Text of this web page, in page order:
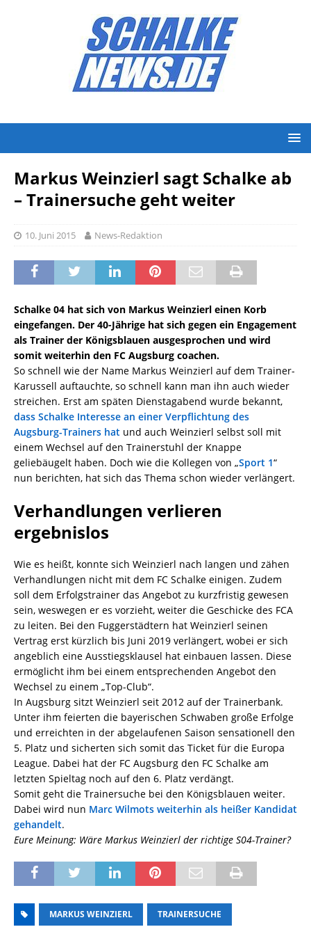
Markus Weinzierl sagt Schalke ab
– Trainersuche geht weiter
10. Juni 2015 News-Redaktion
Schalke 04 hat sich von Markus Weinzierl einen Korb
eingefangen. Der 40-Jährige hat sich gegen ein Engagement
als Trainer der Königsblauen ausgesprochen und wird
somit weiterhin den FC Augsburg coachen.
So schnell wie der Name Markus Weinzierl auf dem Trainer-
Karussell auftauchte, so schnell kann man ihn auch wieder
streichen. Erst am späten Dienstagabend wurde bekannt,
dass Schalke Interesse an einer Verpflichtung des
Augsburg-Trainers hat und auch Weinzierl selbst soll mit
einem Wechsel auf den Trainerstuhl der Knappe
geliebäugelt haben. Doch wie die Kollegen von „Sport 1“
nun berichten, hat sich das Thema schon wieder verlängert.
Verhandlungen verlieren
ergebnislos
Wie es heißt, konnte sich Weinzierl nach langen und zähen
Verhandlungen nicht mit dem FC Schalke einigen. Zudem
soll dem Erfolgstrainer das Angebot zu kurzfristig gewesen
sein, weswegen er es vorzieht, weiter die Geschicke des FCA
zu leiten. Bei den Fuggerstädtern hat Weinzierl seinen
Vertrag erst kürzlich bis Juni 2019 verlängert, wobei er sich
angeblich eine Ausstiegsklausel hat einbauen lassen. Diese
ermöglicht ihm bei einem entsprechenden Angebot den
Wechsel zu einem „Top-Club“.
In Augsburg sitzt Weinzierl seit 2012 auf der Trainerbank.
Unter ihm feierten die bayerischen Schwaben große Erfolge
und erreichten in der abgelaufenen Saison sensationell den
5. Platz und sicherten sich somit das Ticket für die Europa
League. Dabei hat der FC Augsburg den FC Schalke am
letzten Spieltag noch auf den 6. Platz verdängt.
Somit geht die Trainersuche bei den Königsblauen weiter.
Dabei wird nun Marc Wilmots weiterhin als heißer Kandidat
gehandelt.
Eure Meinung: Wäre Markus Weinzierl der richtige S04-Trainer?
MARKUS WEINZIERL TRAINERSUCHE